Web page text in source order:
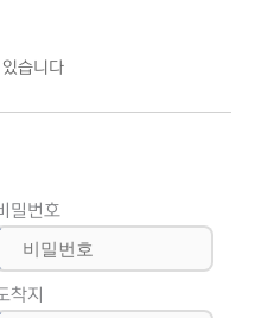
습니다
밀번호
착지